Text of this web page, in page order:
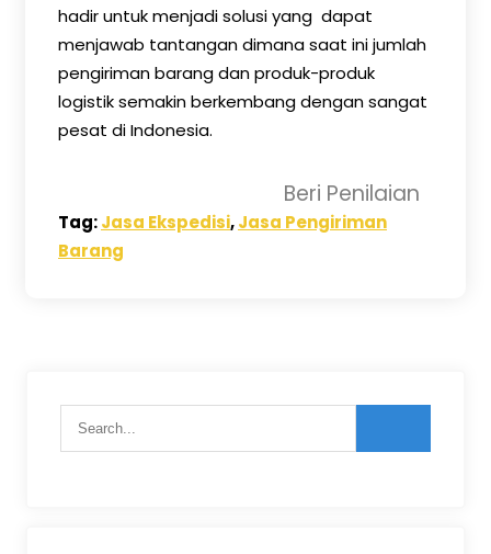
hadir untuk menjadi solusi yang dapat
menjawab tantangan dimana saat ini jumlah
pengiriman barang dan produk-produk
logistik semakin berkembang dengan sangat
pesat di Indonesia.
Beri Penilaian
Tag:Jasa Ekspedisi,Jasa Pengiriman
Barang